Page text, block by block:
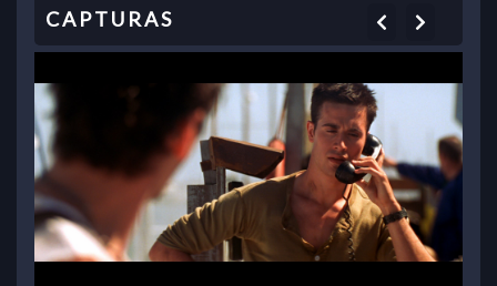
Previous